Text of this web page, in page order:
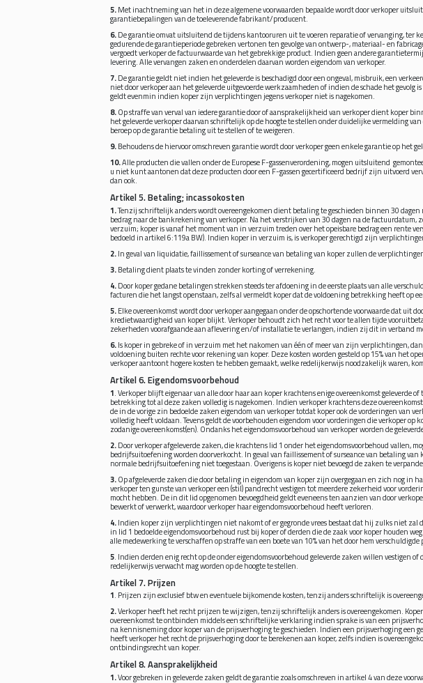
5.Met inachtneming van het in deze algemene voorwaarden bepaalde wordt door verkoper
garantiebepalingen van de toeleverende fabrikant/producent.
6.De garantie omvat uitsluitend de tijdens kantooruren uit te voeren reparatie of vervanging, ter
gedurende de garantieperiode gebreken vertonen ten gevolge van ontwerp-, materiaal- en
vergoedt verkoper de factuurwaarde van het gebrekkige product. Indien geen andere
levering. Alle vervangen zaken en onderdelen daarvan worden eigendom van verkoper.
7.De garantie geldt niet indien het geleverde is beschadigd door een ongeval, misbruik, een
niet door verkoper aan het geleverde uitgevoerde werkzaamheden of indien de schade het
geldt evenmin indien koper zijn verplichtingen jegens verkoper niet is nagekomen.
8.Op straffe van verval van iedere garantie door of aansprakelijkheid van verkoper dient koper
het geleverde verkoper daarvan schriftelijk op de hoogte te stellen onder duidelijke vermelding
beroep op de garantie betaling uit te stellen of te weigeren.
9.Behoudens de hiervoor omschreven garantie wordt door verkoper geen enkele garantie op het
10.Alle producten die vallen onder de Europese F-gassenverordening, mogen uitsluitend
u niet kunt aantonen dat deze producten door een F-gassen gecertificeerd bedrijf zijn uitvoerd
dan ook.
Artikel 5. Betaling; incassokosten
1.Tenzij schriftelijk anders wordt overeengekomen dient betaling te geschieden binnen 30
bedrag naar de bankrekening van verkoper. Na het verstrijken van 30 dagen na de factuurdatum,
verzuim; koper is vanaf het moment van in verzuim treden over het opeisbare bedrag een rente
bedoeld in artikel 6:119a BW). Indien koper in verzuim is, is verkoper gerechtigd zijn
2.In geval van liquidatie, faillissement of surseance van betaling van koper zullen de
3.Betaling dient plaats te vinden zonder korting of verrekening.
4.Door koper gedane betalingen strekken steeds ter afdoening in de eerste plaats van alle
facturen die het langst openstaan, zelfs al vermeldt koper dat de voldoening betrekking heeft op
5.Elke overeenkomst wordt door verkoper aangegaan onder de opschortende voorwaarde dat uit
kredietwaardigheid van koper blijkt. Verkoper behoudt zich het recht voor te allen tijde
zekerheden voorafgaande aan aflevering en/of installatie te verlangen, indien zij dit in verband
6.Is koper in gebreke of in verzuim met het nakomen van één of meer van zijn verplichtingen,
voldoening buiten rechte voor rekening van koper. Deze kosten worden gesteld op 15% van het
verkoper aantoont hogere kosten te hebben gemaakt, welke redelijkerwijs noodzakelijk waren,
Artikel 6. Eigendomsvoorbehoud
1. Verkoper blijft eigenaar van alle door haar aan koper krachtens enige overeenkomst geleverde
betrekking tot al deze zaken volledig is nagekomen. Indien verkoper krachtens deze
de in de vorige zin bedoelde zaken eigendom van verkoper totdat koper ook de vorderingen van
volledig heeft voldaan. Tevens geldt de voorbehouden eigendom voor vorderingen die verkoper
zodanige overeenkomst(en). Ondanks het eigendomsvoorbehoud van verkoper worden de
2.Door verkoper afgeleverde zaken, die krachtens lid 1 onder het eigendomsvoorbehoud vallen,
bedrijfsuitoefening worden doorverkocht. In geval van faillissement of surseance van betaling van
normale bedrijfsuitoefening niet toegestaan. Overigens is koper niet bevoegd de zaken te
3.Op afgeleverde zaken die door betaling in eigendom van koper zijn overgegaan en zich nog in
verkoper ten gunste van verkoper een (stil) pandrecht vestigen tot meerdere zekerheid voor
mocht hebben. De in dit lid opgenomen bevoegdheid geldt eveneens ten aanzien van door
bewerkt of verwerkt, waardoor verkoper haar eigendomsvoorbehoud heeft verloren.
4.Indien koper zijn verplichtingen niet nakomt of er gegronde vrees bestaat dat hij zulks niet zal
in lid 1 bedoelde eigendomsvoorbehoud rust bij koper of derden die de zaak voor koper houden
alle medewerking te verschaffen op straffe van een boete van 10% van het door hem verschuldigde
5. Indien derden enig recht op de onder eigendomsvoorbehoud geleverde zaken willen vestigen of
redelijkerwijs verwacht mag worden op de hoogte te stellen.
Artikel 7. Prijzen
1. Prijzen zijn exclusief btw en eventuele bijkomende kosten, tenzij anders schriftelijk is
2.Verkoper heeft het recht prijzen te wijzigen, tenzij schriftelijk anders is overeengekomen.
overeenkomst te ontbinden middels een schriftelijke verklaring indien sprake is van een
na kennisneming door koper van de prijsverhoging te geschieden. Indien een prijsverhoging een
heeft verkoper het recht de prijsverhoging door te berekenen aan koper, zelfs indien is
ontbindingsrecht van koper.
Artikel 8. Aansprakelijkheid
1.Voor gebreken in geleverde zaken geldt de garantie zoals omschreven in artikel 4 van deze